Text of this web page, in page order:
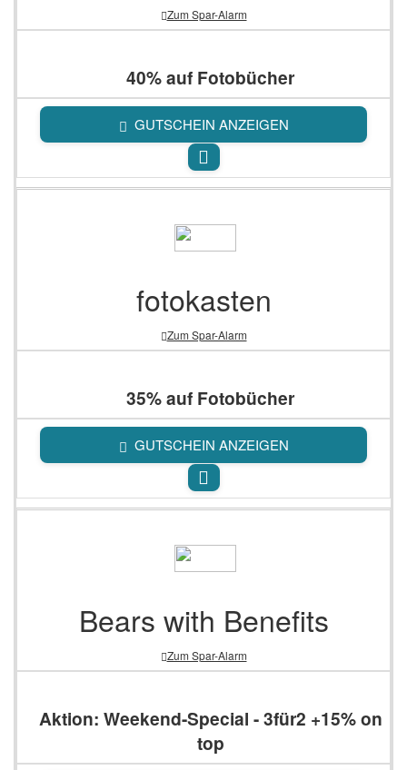
Zum Spar-Alarm
40% auf Fotobücher
GUTSCHEIN ANZEIGEN
fotokasten
Zum Spar-Alarm
35% auf Fotobücher
GUTSCHEIN ANZEIGEN
Bears with Benefits
Zum Spar-Alarm
Aktion: Weekend-Special - 3für2 +15% on
top